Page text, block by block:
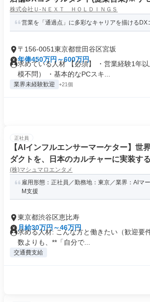
株式会社Ｕ‐ＮＥＸＴ ＨＯＬＤＩＮＧＳ
営業を「通過点」に多彩なキャリアを描けるDX
〒156-0051東京都世田谷区宮坂
年俸450万円～600万円
求めている人材 【必須】 ・営業経験1年
模不問） ・基本的なPCスキ...
業界未経験歓迎 +21個
正社員
【AIインフルエンサーマーケター】世
ダクトを、日本のカルチャーに実装する
(株)マシュマロエンタメ
雇用形態：正社員／勤務地：東京／業界：AIマ
M支援
東京都渋谷区恵比寿
月給30万円～46万円
求める人材: こんな方と働きたい（歓迎要
数よりも、**「自分で...
交通費支給